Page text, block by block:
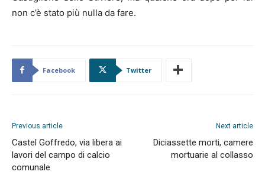
non c’è stato più nulla da fare.
Facebook Twitter
Previous article
Castel Goffredo, via libera ai
lavori del campo di calcio
comunale
Next article
Diciassette morti, camere
mortuarie al collasso